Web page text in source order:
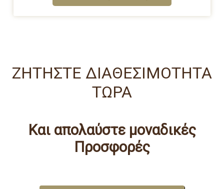
ΖΗΤΗΣΤΕ ΔΙΑΘΕΣΙΜΟΤΗΤΑ
ΤΩΡΑ
Και απολαύστε μοναδικές
Προσφορές